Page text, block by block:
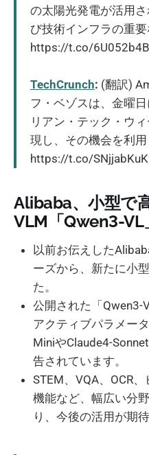
の太陽光発電が活用
び技術インフラの重要
https://t.co/
TechCrunch: (翻訳)
フ・ベゾスは、金曜
リアン・テック・ウ
現し、その機会を利
https://t.co/
Alibaba、小型で
VLM「Qwen3-VL
以前お伝えした
ーズから、新たに小
た。
公開された「Qwen3-
アクティブパラメー
MiniやClaude4-
告されています。
STEM、VQA、OCR
機能など、幅広い分
り、今後の活用が期